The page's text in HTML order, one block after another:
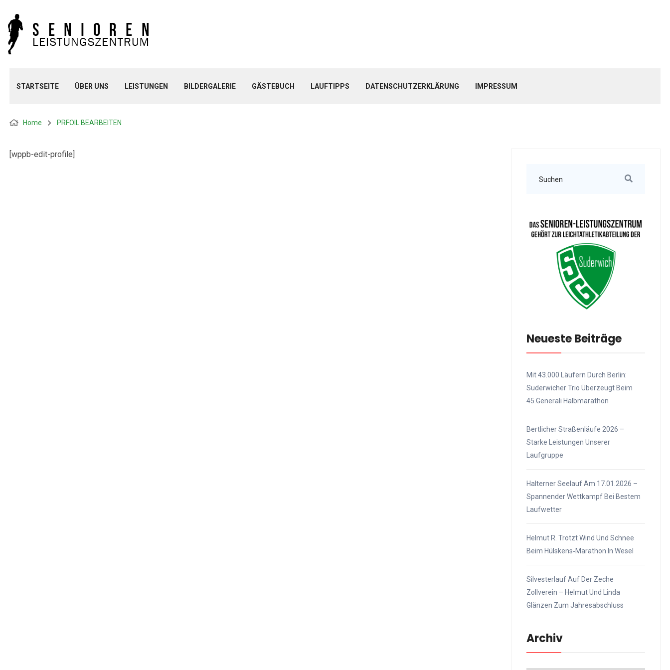
STARTSEITE ÜBER UNS LEISTUNGEN BILDERGALERIE GÄSTEBUCH LAUFTIPPS DATENSCHUTZERKLÄRUNG IMPRESSUM
Home PRFOIL BEARBEITEN
[wppb-edit-profile]
Neueste Beiträge
Mit 43.000 Läufern Durch Berlin:
Suderwicher Trio Überzeugt Beim
45.Generali Halbmarathon
Bertlicher Straßenläufe 2026 –
Starke Leistungen Unserer
Laufgruppe
Halterner Seelauf Am 17.01.2026 –
Spannender Wettkampf Bei Bestem
Laufwetter
Helmut R. Trotzt Wind Und Schnee
Beim Hülskens‑Marathon In Wesel
Silvesterlauf Auf Der Zeche
Zollverein – Helmut Und Linda
Glänzen Zum Jahresabschluss
Archiv